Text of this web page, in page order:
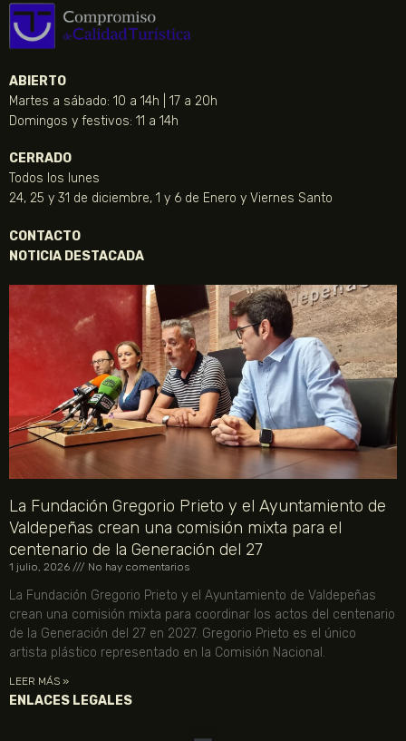
ABIERTO
Martes a sábado: 10 a 14h | 17 a 20h
Domingos y festivos: 11 a 14h
CERRADO
Todos los lunes
24, 25 y 31 de diciembre, 1 y 6 de Enero y Viernes Santo
CONTACTO
NOTICIA DESTACADA
La Fundación Gregorio Prieto y el Ayuntamiento de
Valdepeñas crean una comisión mixta para el
centenario de la Generación del 27
1 julio, 2026 No hay comentarios
La Fundación Gregorio Prieto y el Ayuntamiento de Valdepeñas
crean una comisión mixta para coordinar los actos del centenario
de la Generación del 27 en 2027. Gregorio Prieto es el único
artista plástico representado en la Comisión Nacional.
LEER MÁS »
ENLACES LEGALES